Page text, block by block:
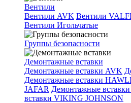
Вентили
Вентили AVK Вентили
Вентили Игольчатые
Группы безопасности
Демонтажные вставки
Демонтажные вставки AVK
Демонтажные вставки
JAFAR Демонтажные
вставки VIKING JOHNSON